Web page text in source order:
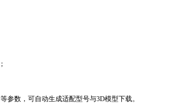
参数，可自动生成适配型号与3D模型下载。